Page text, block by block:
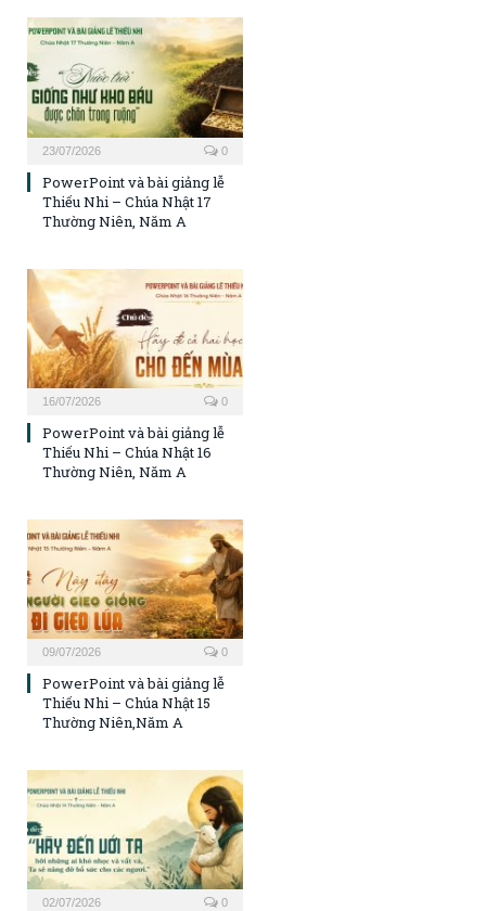
23/07/2026 0
PowerPoint và bài giảng lễ
Thiếu Nhi – Chúa Nhật 17
Thường Niên, Năm A
16/07/2026 0
PowerPoint và bài giảng lễ
Thiếu Nhi – Chúa Nhật 16
Thường Niên, Năm A
09/07/2026 0
PowerPoint và bài giảng lễ
Thiếu Nhi – Chúa Nhật 15
Thường Niên,Năm A
02/07/2026 0